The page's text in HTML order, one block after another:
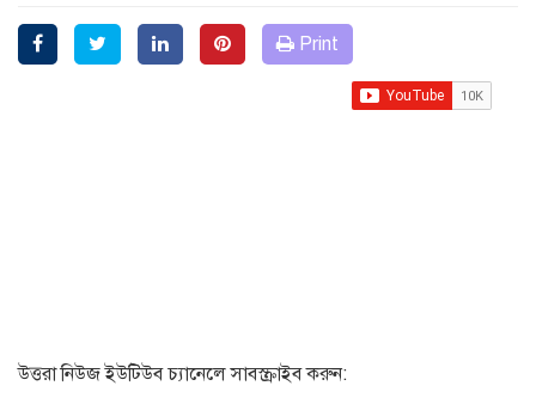
Print
উত্তরা নিউজ ইউটিউব চ্যানেলে সাবস্ক্রাইব করুন: